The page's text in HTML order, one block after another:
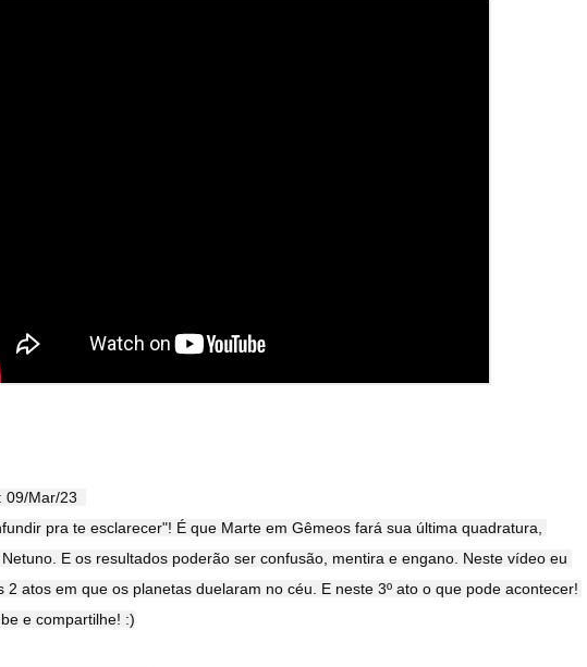
09/Mar/23
pra te esclarecer"! É que Marte em Gêmeos fará sua última quadratura,
E os resultados poderão ser confusão, mentira e engano. Neste vídeo eu
2 atos em que os planetas duelaram no céu. E neste 3º ato o que pode acontecer!
e compartilhe! :)